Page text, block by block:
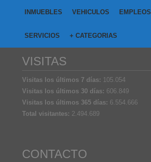
INMUEBLES VEHICULOS EMPLEOS
SERVICIOS + CATEGORIAS
VISITAS
Visitas los últimos 7 días: 105.054
Visitas los últimos 30 días: 606.849
Visitas los últimos 365 días: 6.554.666
Total visitantes: 2.494.689
CONTACTO